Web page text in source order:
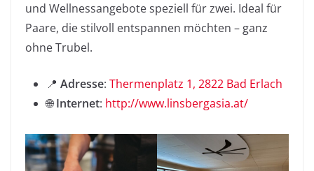
und Wellnessangebote speziell für zwei. Ideal für
Paare, die stilvoll entspannen möchten – ganz
ohne Trubel.
📍 Adresse: Thermenplatz 1, 2822 Bad Erlach
🌐Internet: http://www.linsbergasia.at/